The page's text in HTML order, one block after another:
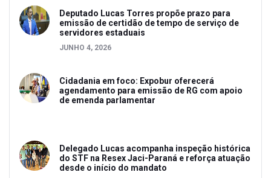
Deputado Lucas Torres propõe prazo para
emissão de certidão de tempo de serviço de
servidores estaduais
JUNHO 4, 2026
Cidadania em foco: Expobur oferecerá
agendamento para emissão de RG com apoio
de emenda parlamentar
Delegado Lucas acompanha inspeção histórica
do STF na Resex Jaci-Paraná e reforça atuação
desde o início do mandato